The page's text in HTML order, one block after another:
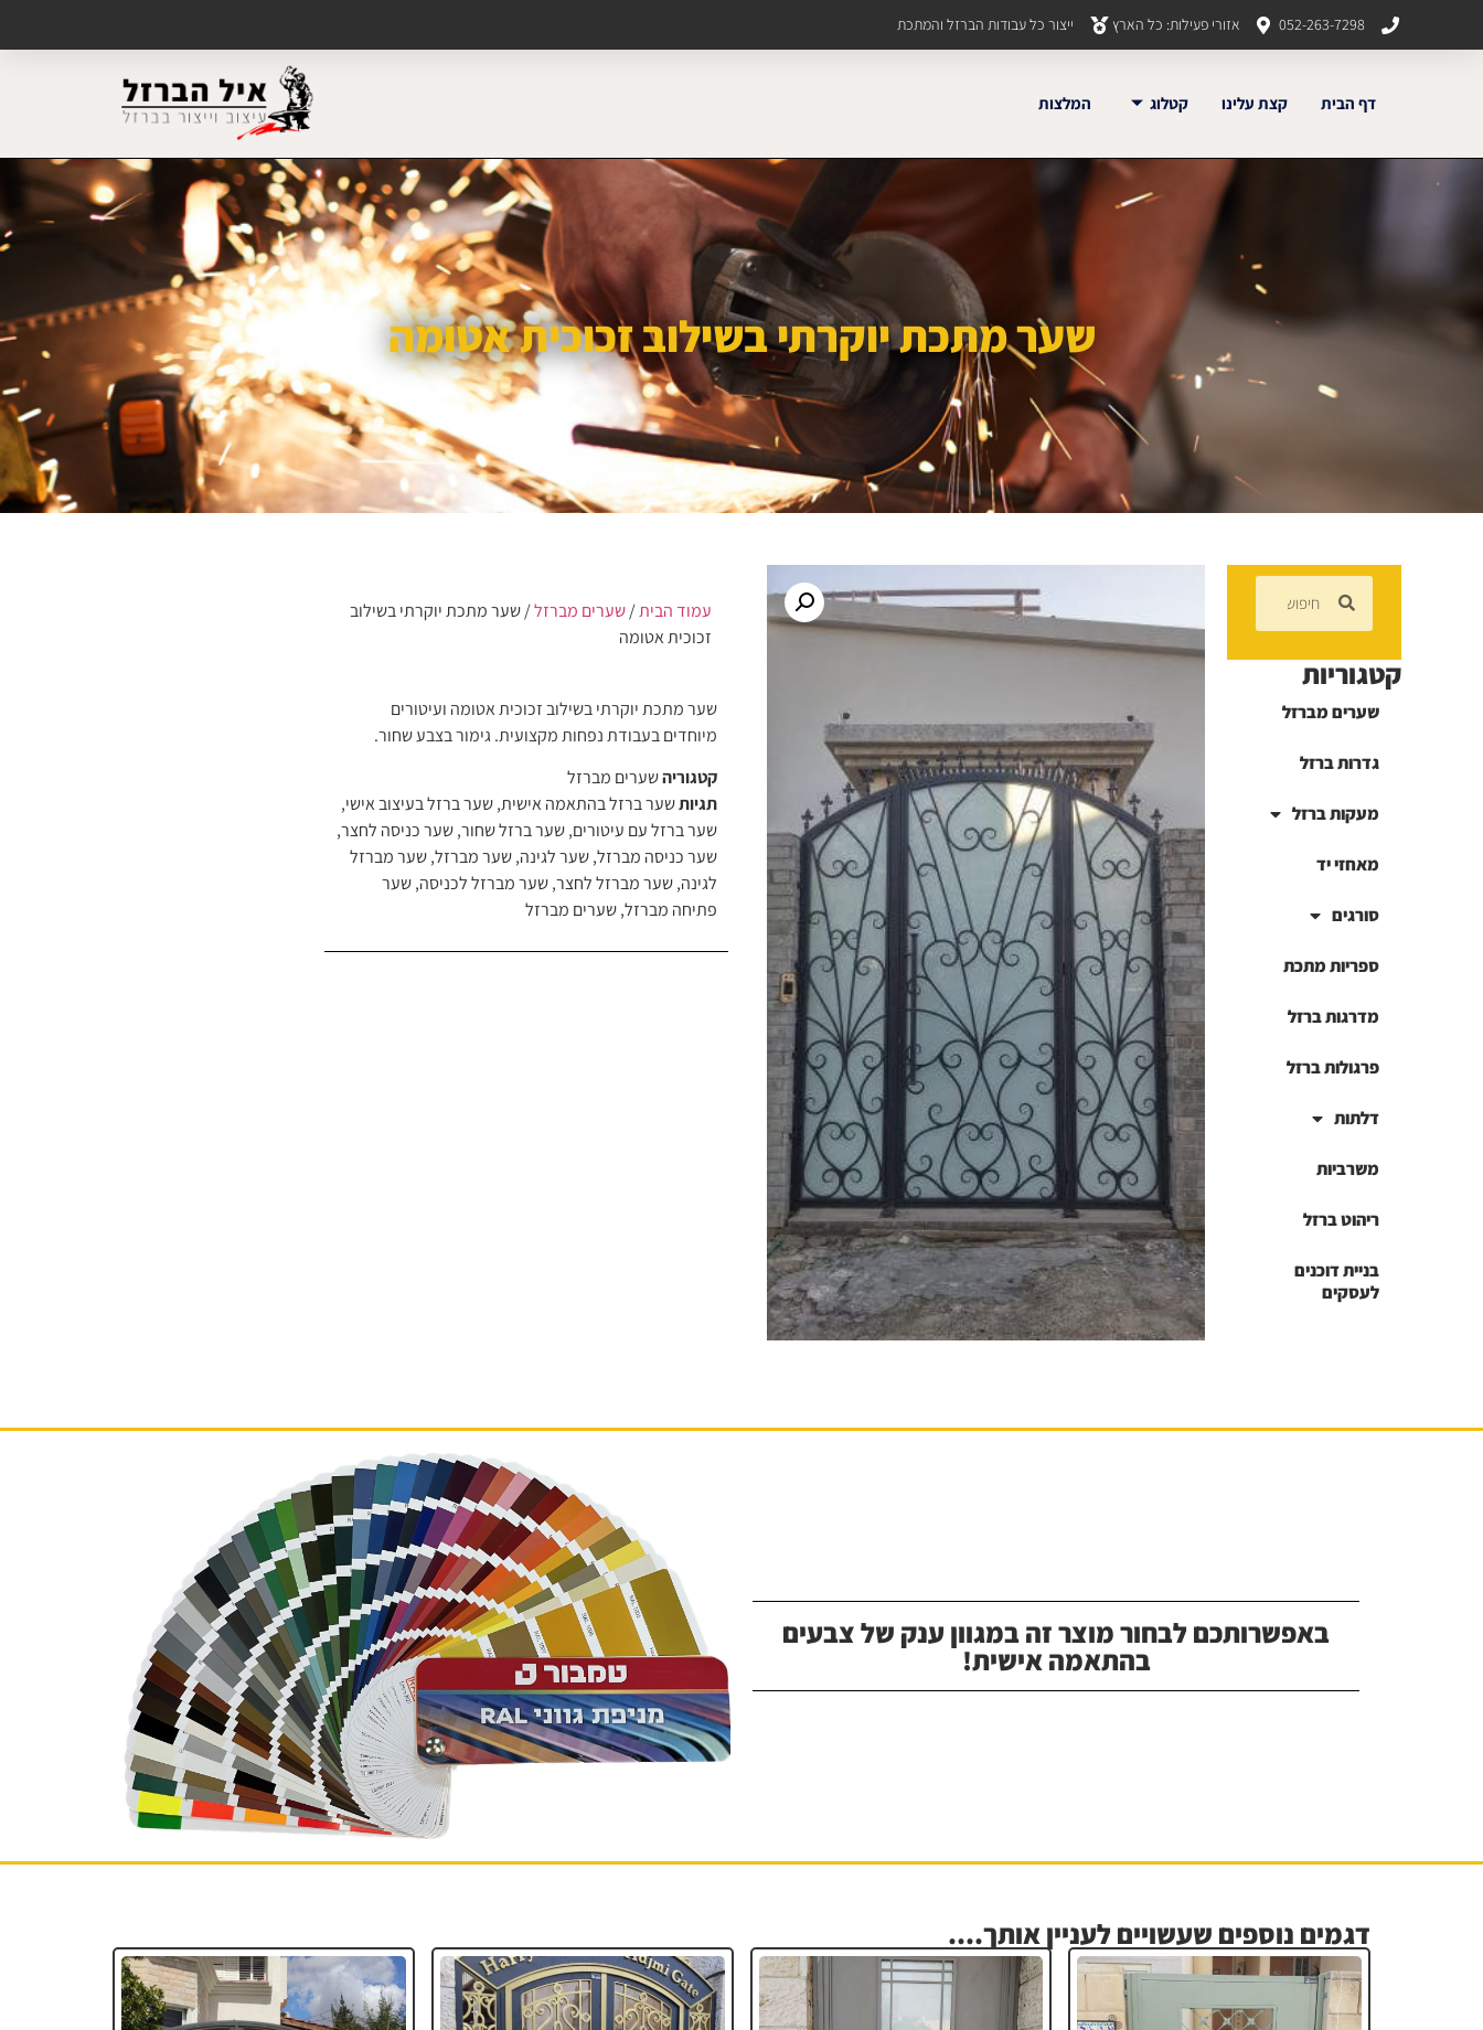
052-263-7298 אזורי פעילות: כל הארץ ייצור כל עבודות הברזל והמתכת
דף הבית קצת עלינו קטלוג המלצות
שער מתכת יוקרתי בשילוב זכוכית אטומה
קטגוריות
שערים מברזל
גדרות ברזל
מעקות ברזל
מאחזי יד
סורגים
ספריות מתכת
מדרגות ברזל
פרגולות ברזל
דלתות
משרביות
ריהוט ברזל
בניית דוכנים
לעסקים
עמוד הבית/שערים מברזל/ שער מתכת יוקרתי בשילוב
זכוכית אטומה
שער מתכת יוקרתי בשילוב זכוכית אטומה ועיטורים
מיוחדים בעבודת נפחות מקצועית. גימור בצבע שחור.
קטגוריהשערים מברזל
תגיותשער ברזל בהתאמה אישית,שער ברזל בעיצוב אישי,
שער ברזל עם עיטורים,שער ברזל שחור,שער כניסה לחצר,
שער כניסה מברזל,שער לגינה,שער מברזל,שער מברזל
לגינה,שער מברזל לחצר,שער מברזל לכניסה,שער
פתיחה מברזל,שערים מברזל
באפשרותכם לבחור מוצר זה במגוון ענק של צבעים
בהתאמה אישית!
דגמים נוספים שעשויים לעניין אותך....